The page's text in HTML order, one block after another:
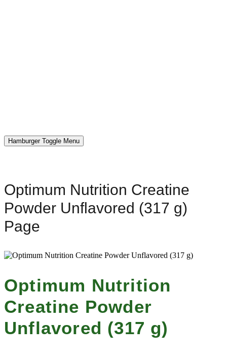
Hamburger Toggle Menu
Optimum Nutrition Creatine
Powder Unflavored (317 g)
Page
Optimum Nutrition
Creatine Powder
Unflavored (317 g)